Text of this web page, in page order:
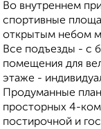
Во внутреннем
спортивные
открытым небом
Все подъезды - с
помещения для
этаже -
Продуманные
просторных 4-
постирочной и